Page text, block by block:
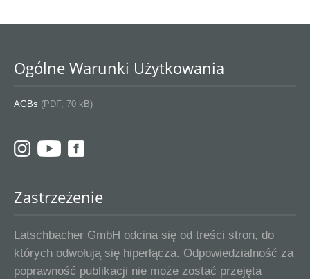
Ogólne Warunki Użytkowania
AGBs (PDF, 70 kB)
Zastrzeżenie
Latschbacher GmbH odcina się od treści stron, do
których odwołują się hiperłącza. Odpowiedzialność za
poprawność publikacji nie może zostać przejęta